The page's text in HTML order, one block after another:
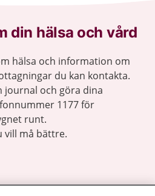
din hälsa och vård
hälsa och information om
du kan kontakta.
journal och göra dina
1177 för
runt.
vill må bättre.